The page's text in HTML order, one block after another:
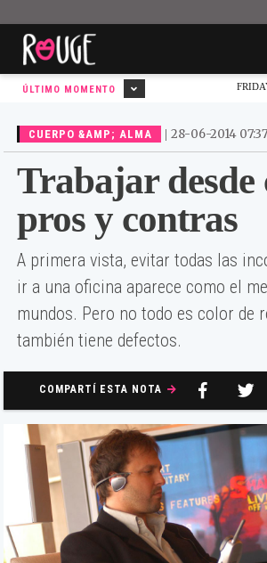
ÚLTIMO MOMENTO
CUERPO &AMP; ALMA | 28-06-2014 07:37
Trabajar desde
pros y contras
A primera vista, evitar todas las
ir a una oficina aparece como el
mundos. Pero no todo es color de
también tiene defectos.
COMPARTÍ ESTA NOTA